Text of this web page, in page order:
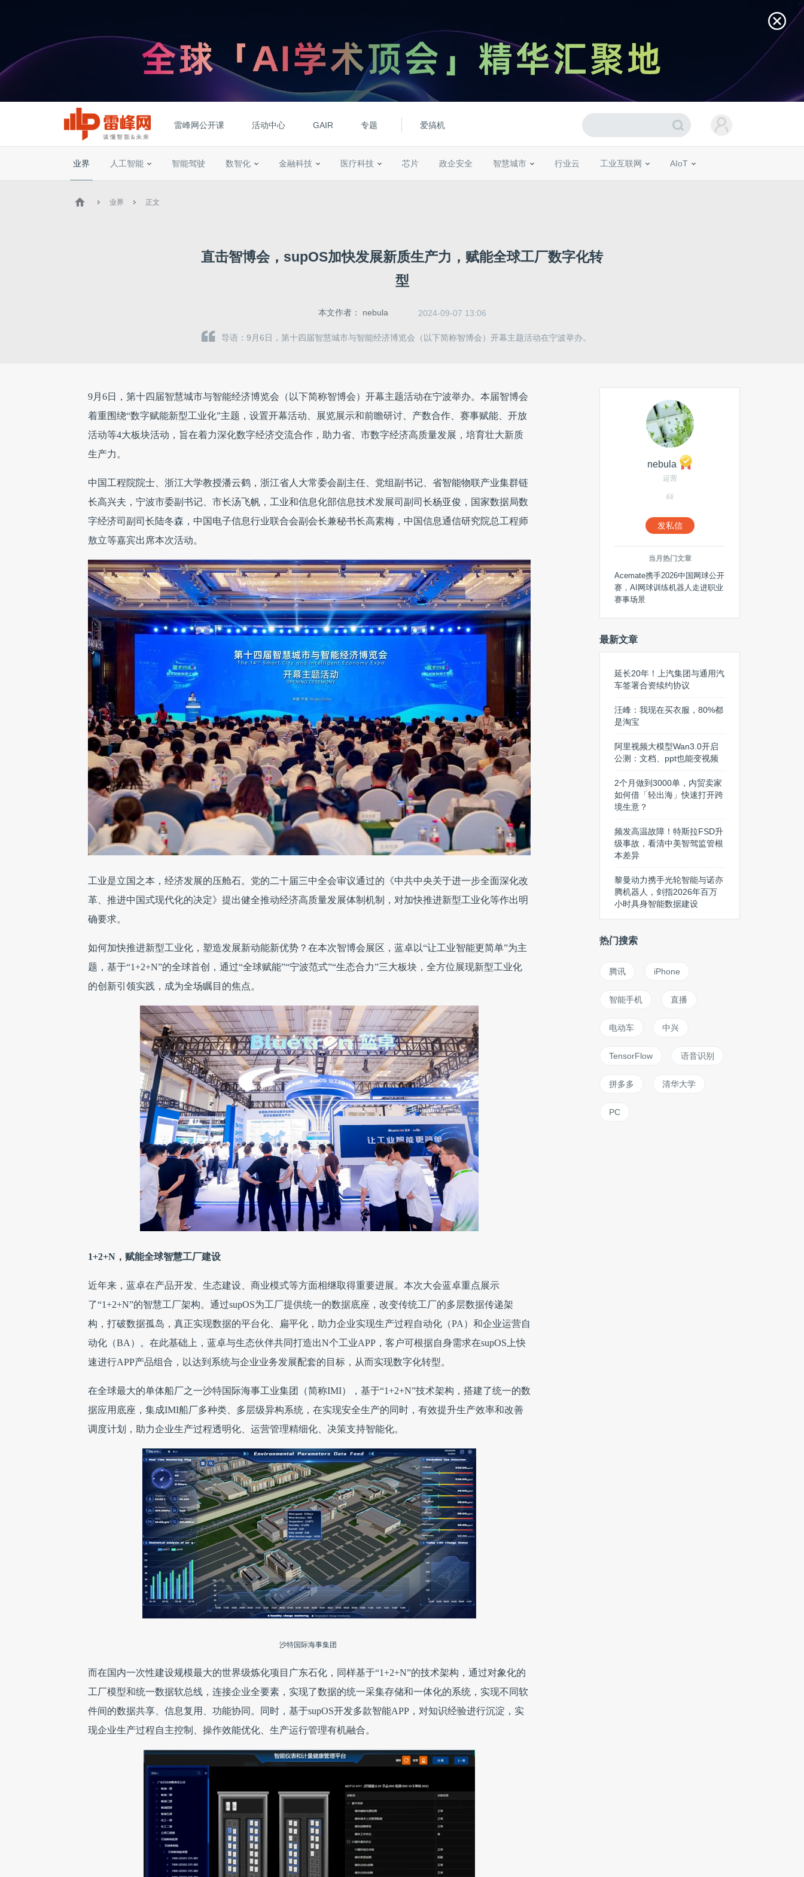
雷峰网公开课 活动中心 GAIR 专题 爱搞机
业界 人工智能 智能驾驶 数智化 金融科技 医疗科技 芯片 政企安全 智慧城市 行业云 工业互联网 AIoT
业界 正文
直击智博会，supOS加快发展新质生产力，赋能全球工厂数字化转
型
本文作者： nebula 2024-09-07 13:06
导语：9月6日，第十四届智慧城市与智能经济博览会（以下简称智博会）开幕主题活动在宁波举办。
9月6日，第十四届智慧城市与智能经济博览会（以下简称智博会）开幕主题活动在宁波举办。本届智博会
着重围绕“数字赋能新型工业化”主题，设置开幕活动、展览展示和前瞻研讨、产数合作、赛事赋能、开放
活动等4大板块活动，旨在着力深化数字经济交流合作，助力省、市数字经济高质量发展，培育壮大新质
生产力。
中国工程院院士、浙江大学教授潘云鹤，浙江省人大常委会副主任、党组副书记、省智能物联产业集群链
长高兴夫，宁波市委副书记、市长汤飞帆，工业和信息化部信息技术发展司副司长杨亚俊，国家数据局数
字经济司副司长陆冬森，中国电子信息行业联合会副会长兼秘书长高素梅，中国信息通信研究院总工程师
敖立等嘉宾出席本次活动。
工业是立国之本，经济发展的压舱石。党的二十届三中全会审议通过的《中共中央关于进一步全面深化改
革、推进中国式现代化的决定》提出健全推动经济高质量发展体制机制，对加快推进新型工业化等作出明
确要求。
如何加快推进新型工业化，塑造发展新动能新优势？在本次智博会展区，蓝卓以“让工业智能更简单”为主
题，基于“1+2+N”的全球首创，通过“全球赋能”“宁波范式”“生态合力”三大板块，全方位展现新型工业化
的创新引领实践，成为全场瞩目的焦点。
1+2+N，赋能全球智慧工厂建设
近年来，蓝卓在产品开发、生态建设、商业模式等方面相继取得重要进展。本次大会蓝卓重点展示
了“1+2+N”的智慧工厂架构。通过supOS为工厂提供统一的数据底座，改变传统工厂的多层数据传递架
构，打破数据孤岛，真正实现数据的平台化、扁平化，助力企业实现生产过程自动化（PA）和企业运营自
动化（BA）。在此基础上，蓝卓与生态伙伴共同打造出N个工业APP，客户可根据自身需求在supOS上快
速进行APP产品组合，以达到系统与企业业务发展配套的目标，从而实现数字化转型。
在全球最大的单体船厂之一沙特国际海事工业集团（简称IMI），基于“1+2+N”技术架构，搭建了统一的数
据应用底座，集成IMI船厂多种类、多层级异构系统，在实现安全生产的同时，有效提升生产效率和改善
调度计划，助力企业生产过程透明化、运营管理精细化、决策支持智能化。
沙特国际海事集团
而在国内一次性建设规模最大的世界级炼化项目广东石化，同样基于“1+2+N”的技术架构，通过对象化的
工厂模型和统一数据软总线，连接企业全要素，实现了数据的统一采集存储和一体化的系统，实现不同软
件间的数据共享、信息复用、功能协同。同时，基于supOS开发多款智能APP，对知识经验进行沉淀，实
现企业生产过程自主控制、操作效能优化、生产运行管理有机融合。
nebula
运营
发私信
当月热门文章
Acemate携手2026中国网球公开
赛，AI网球训练机器人走进职业
赛事场景
最新文章
延长20年！上汽集团与通用汽
车签署合资续约协议
汪峰：我现在买衣服，80%都
是淘宝
阿里视频大模型Wan3.0开启
公测：文档、ppt也能变视频
2个月做到3000单，内贸卖家
如何借「轻出海」快速打开跨
境生意？
频发高温故障！特斯拉FSD升
级事故，看清中美智驾监管根
本差异
黎曼动力携手光轮智能与诺亦
腾机器人，剑指2026年百万
小时具身智能数据建设
热门搜索
腾讯 iPhone
智能手机 直播
电动车 中兴
TensorFlow 语音识别
拼多多 清华大学
PC